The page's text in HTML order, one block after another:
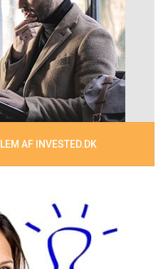
AF INVESTED.DK